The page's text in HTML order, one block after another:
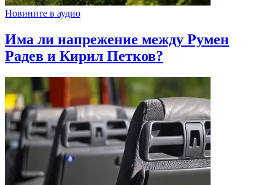
Новините в аудио
Има ли напрежение между Румен
Радев и Кирил Петков?